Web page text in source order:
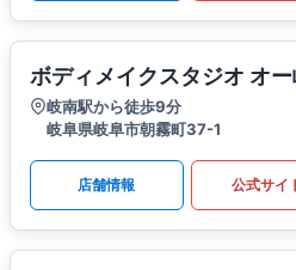
ボディメイクスタジオ オ
岐南駅から徒歩9分
岐阜県岐阜市朝霧町37-1
店舗情報 公式サイ